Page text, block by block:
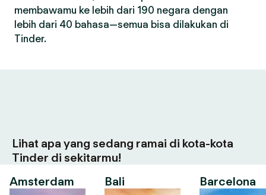
membawamu ke lebih dari 190 negara dengan
lebih dari 40 bahasa—semua bisa dilakukan di
Tinder.
Lihat apa yang sedang ramai di kota-kota
Tinder di sekitarmu!
Amsterdam
Bali Barcelona